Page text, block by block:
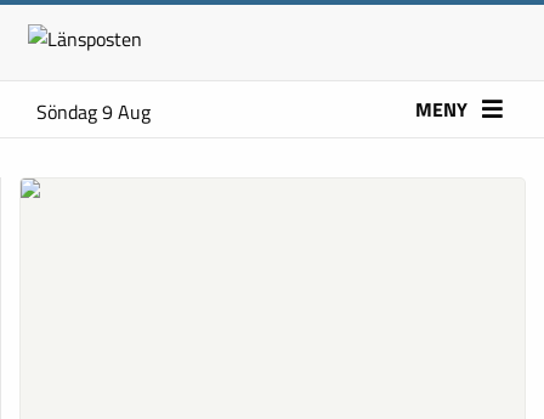
Söndag 9 Aug MENY